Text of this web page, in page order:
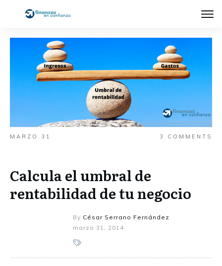
MARZO 31 3 COMMENTS
Calcula el umbral de
rentabilidad de tu negocio
By César Serrano Fernández
marzo 31, 2014